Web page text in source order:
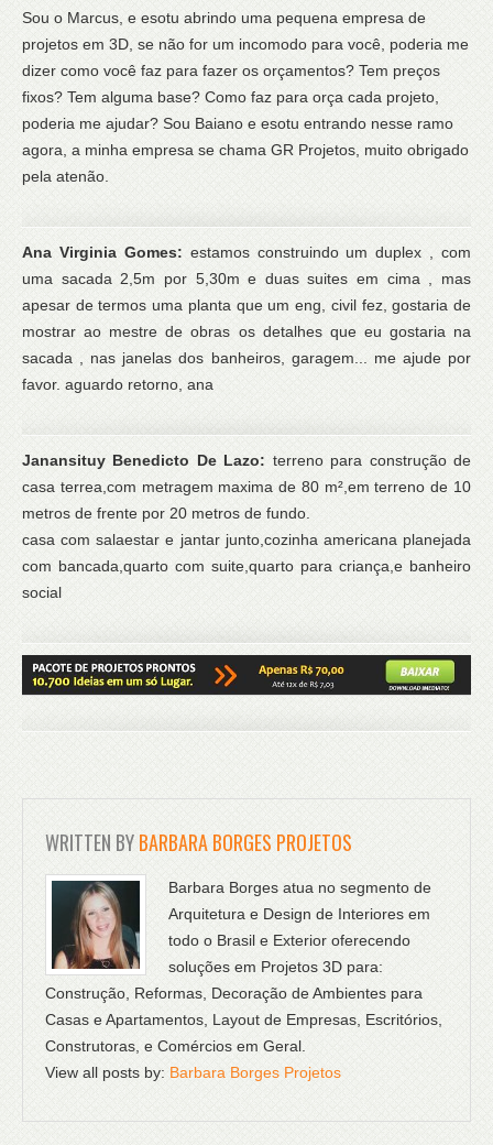
Sou o Marcus, e esotu abrindo uma pequena empresa de
projetos em 3D, se não for um incomodo para você, poderia me
dizer como você faz para fazer os orçamentos? Tem preços
fixos? Tem alguma base? Como faz para orça cada projeto,
poderia me ajudar? Sou Baiano e esotu entrando nesse ramo
agora, a minha empresa se chama GR Projetos, muito obrigado
pela atenão.
Ana Virginia Gomes: estamos construindo um duplex , com
uma sacada 2,5m por 5,30m e duas suites em cima , mas
apesar de termos uma planta que um eng, civil fez, gostaria de
mostrar ao mestre de obras os detalhes que eu gostaria na
sacada , nas janelas dos banheiros, garagem... me ajude por
favor. aguardo retorno, ana
Janansituy Benedicto De Lazo: terreno para construção de
casa terrea,com metragem maxima de 80 m²,em terreno de 10
metros de frente por 20 metros de fundo.
casa com salaestar e jantar junto,cozinha americana planejada
com bancada,quarto com suite,quarto para criança,e banheiro
social
WRITTEN BYBARBARA BORGES PROJETOS
Barbara Borges atua no segmento de
Arquitetura e Design de Interiores em
todo o Brasil e Exterior oferecendo
soluções em Projetos 3D para:
Construção, Reformas, Decoração de Ambientes para
Casas e Apartamentos, Layout de Empresas, Escritórios,
Construtoras, e Comércios em Geral.
View all posts by: Barbara Borges Projetos